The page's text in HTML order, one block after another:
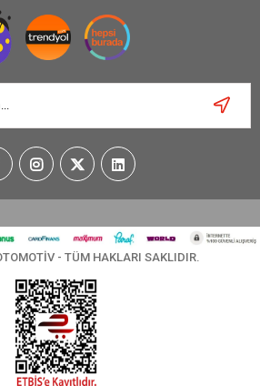
- TÜM HAKLARI SAKLIDIR.